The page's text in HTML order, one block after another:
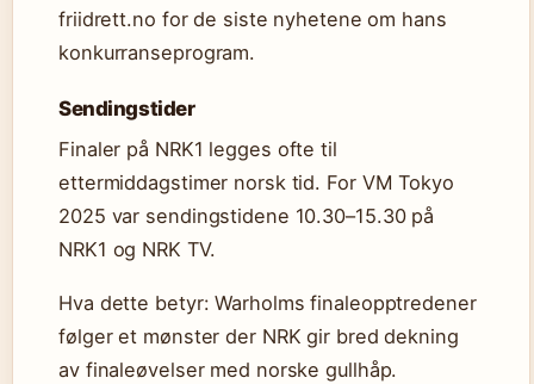
friidrett.no for de siste nyhetene om hans
konkurranseprogram.
Sendingstider
Finaler på NRK1 legges ofte til
ettermiddagstimer norsk tid. For VM Tokyo
2025 var sendingstidene 10.30–15.30 på
NRK1 og NRK TV.
Hva dette betyr: Warholms finaleopptredener
følger et mønster der NRK gir bred dekning
av finaleøvelser med norske gullhåp.